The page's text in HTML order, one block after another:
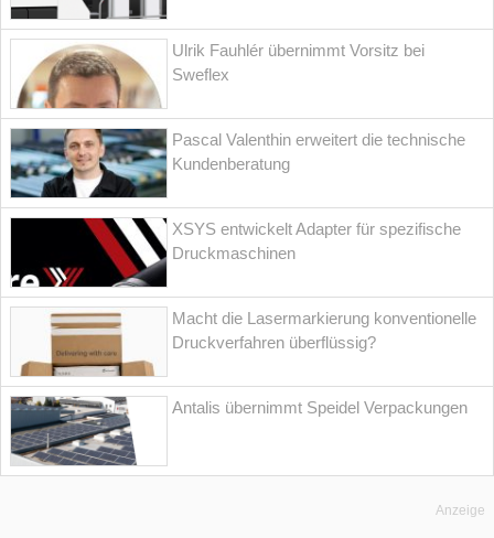
Ulrik Fauhlér übernimmt Vorsitz bei
Sweflex
Pascal Valenthin erweitert die technische
Kundenberatung
XSYS entwickelt Adapter für spezifische
Druckmaschinen
Macht die Lasermarkierung konventionelle
Druckverfahren überflüssig?
Antalis übernimmt Speidel Verpackungen
Anzeige